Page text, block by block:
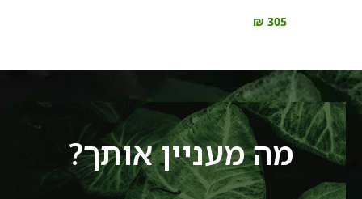
₪ 305
מה מעניין אותך?